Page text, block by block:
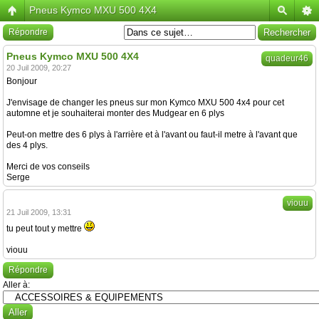
Pneus Kymco MXU 500 4X4
Répondre
quadeur46
Pneus Kymco MXU 500 4X4
20 Juil 2009, 20:27
Bonjour
J'envisage de changer les pneus sur mon Kymco MXU 500 4x4 pour cet
automne et je souhaiterai monter des Mudgear en 6 plys
Peut-on mettre des 6 plys à l'arrière et à l'avant ou faut-il metre à l'avant que
des 4 plys.
Merci de vos conseils
Serge
viouu
21 Juil 2009, 13:31
tu peut tout y mettre
viouu
Répondre
Aller à: